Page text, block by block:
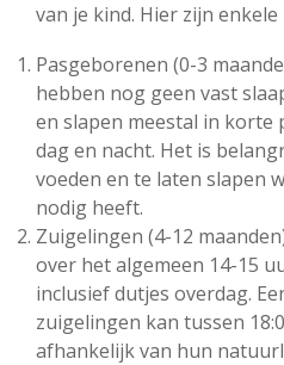
van je kind. Hier zijn
Pasgeborenen (0-3
hebben nog geen vast
en slapen meestal in korte
dag en nacht. Het is
voeden en te laten slapen
nodig heeft.
Zuigelingen (4-12
over het algemeen 14-15
inclusief dutjes overdag.
zuigelingen kan tussen
afhankelijk van hun